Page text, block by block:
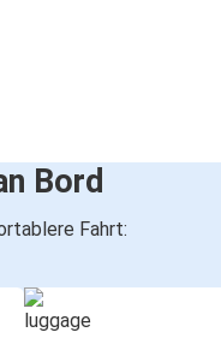
Bord
Fahrt: